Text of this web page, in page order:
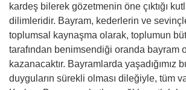
kardeş bilerek gözetmenin öne çıktığı
dilimleridir. Bayram, kederlerin ve
toplumsal kaynaşma olarak, toplumun
tarafından benimsendiği oranda bayram
kazanacaktır. Bayramlarda yaşadığımız
duyguların sürekli olması dileğiyle, tüm